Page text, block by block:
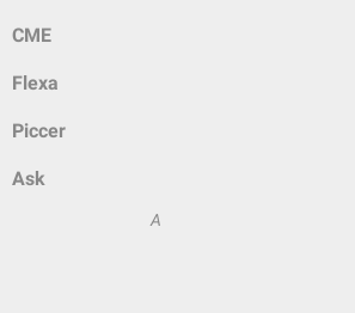
CME
Flexa
Piccer
Ask
A